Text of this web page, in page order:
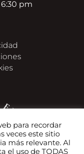
pm
para recordar
veces este sitio
más relevante. Al
el uso de TODAS